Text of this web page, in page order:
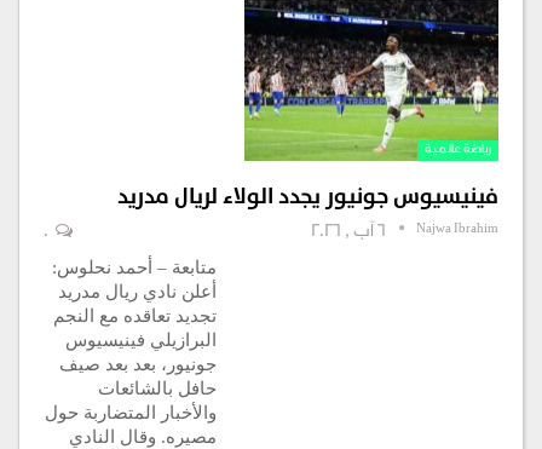
رياضة عالمية
فينيسيوس جونيور يجدد الولاء لريال مدريد
Najwa Ibrahim
0
متابعة – أحمد نحلوس:
أعلن نادي ريال مدريد
تجديد تعاقده مع النجم
البرازيلي فينيسيوس
جونيور، بعد بعد صيف
حافل بالشائعات
والأخبار المتضاربة حول
مصيره. وقال النادي